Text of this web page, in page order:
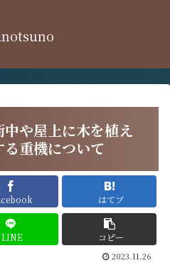
や屋上に木を植え
重機について
はてブ
LINE コピー
2023.11.26